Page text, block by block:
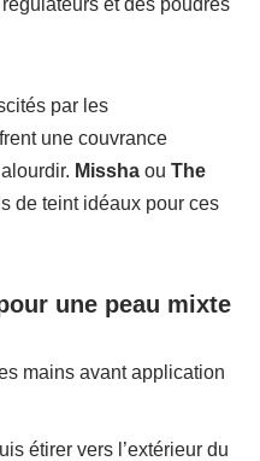
par les
une couvrance
Missha ou The
de teint idéaux pour ces
une peau mixte
mains avant application
étirer vers l’extérieur du